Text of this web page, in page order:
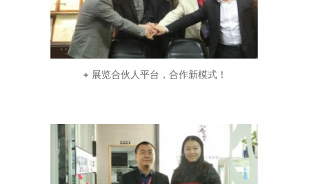
+ 展览合伙人平台，合作新模式！